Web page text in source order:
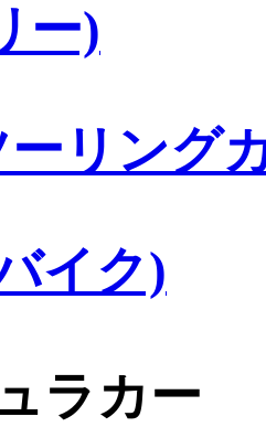
ー)
リング
イク)
ラカー